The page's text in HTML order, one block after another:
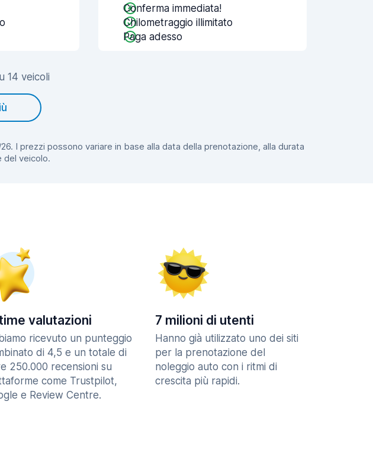
Conferma immediata!
Chilometraggio illimitato
Paga adesso
14 veicoli
I prezzi possono variare in base alla data della prenotazione, alla durata
del veicolo.
valutazioni
ricevuto un punteggio
di 4,5 e un totale di
250.000 recensioni su
come Trustpilot,
e Review Centre.
7 milioni di utenti
Hanno già utilizzato uno dei siti
per la prenotazione del
noleggio auto con i ritmi di
crescita più rapidi.